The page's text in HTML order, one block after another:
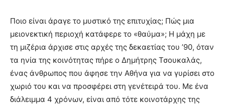
Πoιο είναι άραγε το μυστικό της επιτυχίας; Πώς μια
μειονεκτική περιοχή κατάφερε το «θαύμα»; Η μάχη με
τη μιζέρια άρχισε στις αρχές της δεκαετίας του ’90, όταν
τα ηνία της κοινότητας πήρε ο Δημήτρης Τσουκαλάς,
ένας άνθρωπος που άφησε την Αθήνα για να γυρίσει στο
χωριό του και να προσφέρει στη γενέτειρά του. Με ένα
διάλειμμα 4 χρόνων, είναι από τότε κοινοτάρχης της